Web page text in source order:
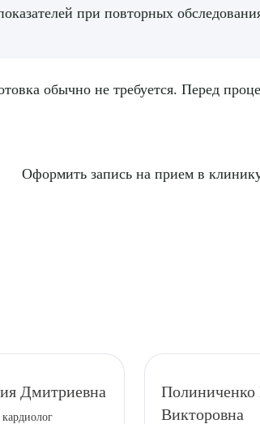
при повторных
обычно не требуется. Перед
Оформить запись на прием в
Дмитриевна
Полиниченко
Викторовна